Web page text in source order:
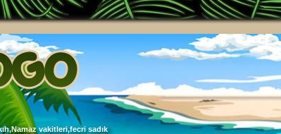
vakitleri,fecri sadık